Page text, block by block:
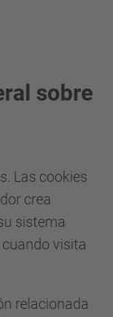
sobre
Las cookies
crea
sistema
visita
relacionada